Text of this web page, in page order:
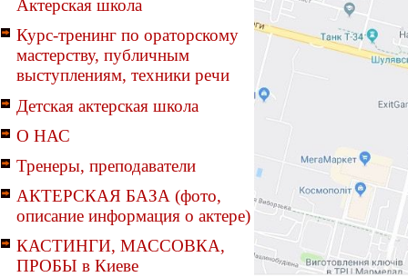
Актерская школа
Курс-тренинг по ораторскому
мастерству, публичным
выступлениям, техники речи
Детская актерская школа
О НАС
Тренеры, преподаватели
АКТЕРСКАЯ БАЗА (фото,
описание информация о актере)
КАСТИНГИ, МАССОВКА,
ПРОБЫ в Киеве